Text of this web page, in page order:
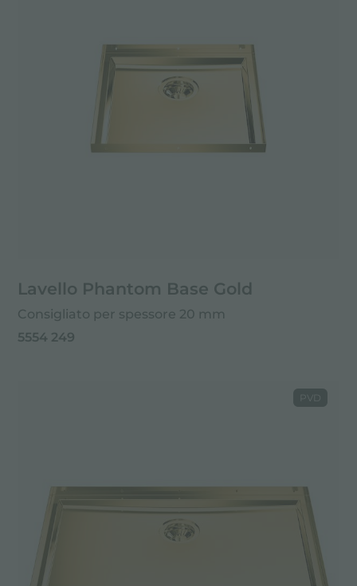
Lavello Phantom Base Gold
Consigliato per spessore 20 mm
5554 249
PVD